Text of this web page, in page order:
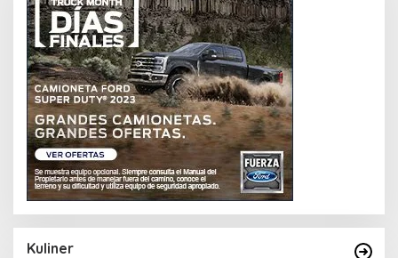
Kuliner